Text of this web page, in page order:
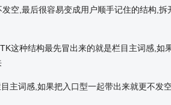
空,最后很容易变成用户顺手记住的结构,
这种结构最先冒出来的就是栏目主词感,
主词感,如果把入口型一起带出来就更不